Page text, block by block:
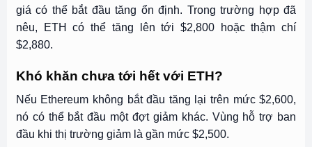
giá có thể bắt đầu tăng ổn định. Trong trường hợp đã
nêu, ETH có thể tăng lên tới $2,800 hoặc thậm chí
$2,880.
Khó khăn chưa tới hết với ETH?
Nếu Ethereum không bắt đầu tăng lại trên mức $2,600,
nó có thể bắt đầu một đợt giảm khác. Vùng hỗ trợ ban
đầu khi thị trường giảm là gần mức $2,500.